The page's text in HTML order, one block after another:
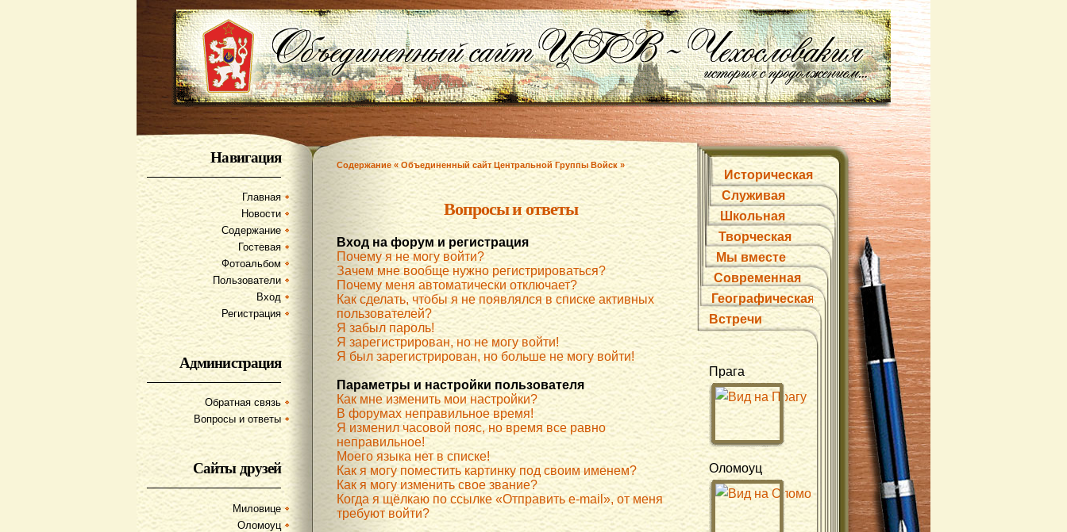
Навигация
Главная
Новости
Содержание
Гостевая
Фотоальбом
Пользователи
Вход
Регистрация
Администрация
Обратная связь
Вопросы и ответы
Сайты друзей
Миловице
Оломоуц
Содержание « Объединенный сайт Центральной Группы Войск »
Вопросы и ответы
Вход на форум и регистрация
Почему я не могу войти?
Зачем мне вообще нужно регистрироваться?
Почему меня автоматически отключает?
Как сделать, чтобы я не появлялся в списке активных
пользователей?
Я забыл пароль!
Я зарегистрирован, но не могу войти!
Я был зарегистрирован, но больше не могу войти!
Параметры и настройки пользователя
Как мне изменить мои настройки?
В форумах неправильное время!
Я изменил часовой пояс, но время все равно
неправильное!
Моего языка нет в списке!
Как я могу поместить картинку под своим именем?
Как я могу изменить свое звание?
Когда я щёлкаю по ссылке «Отправить e-mail», от меня
требуют войти?
Историческая
Служивая
Школьная
Творческая
Мы вместе
Современная
Географическая
Встречи
Прага
Оломоуц